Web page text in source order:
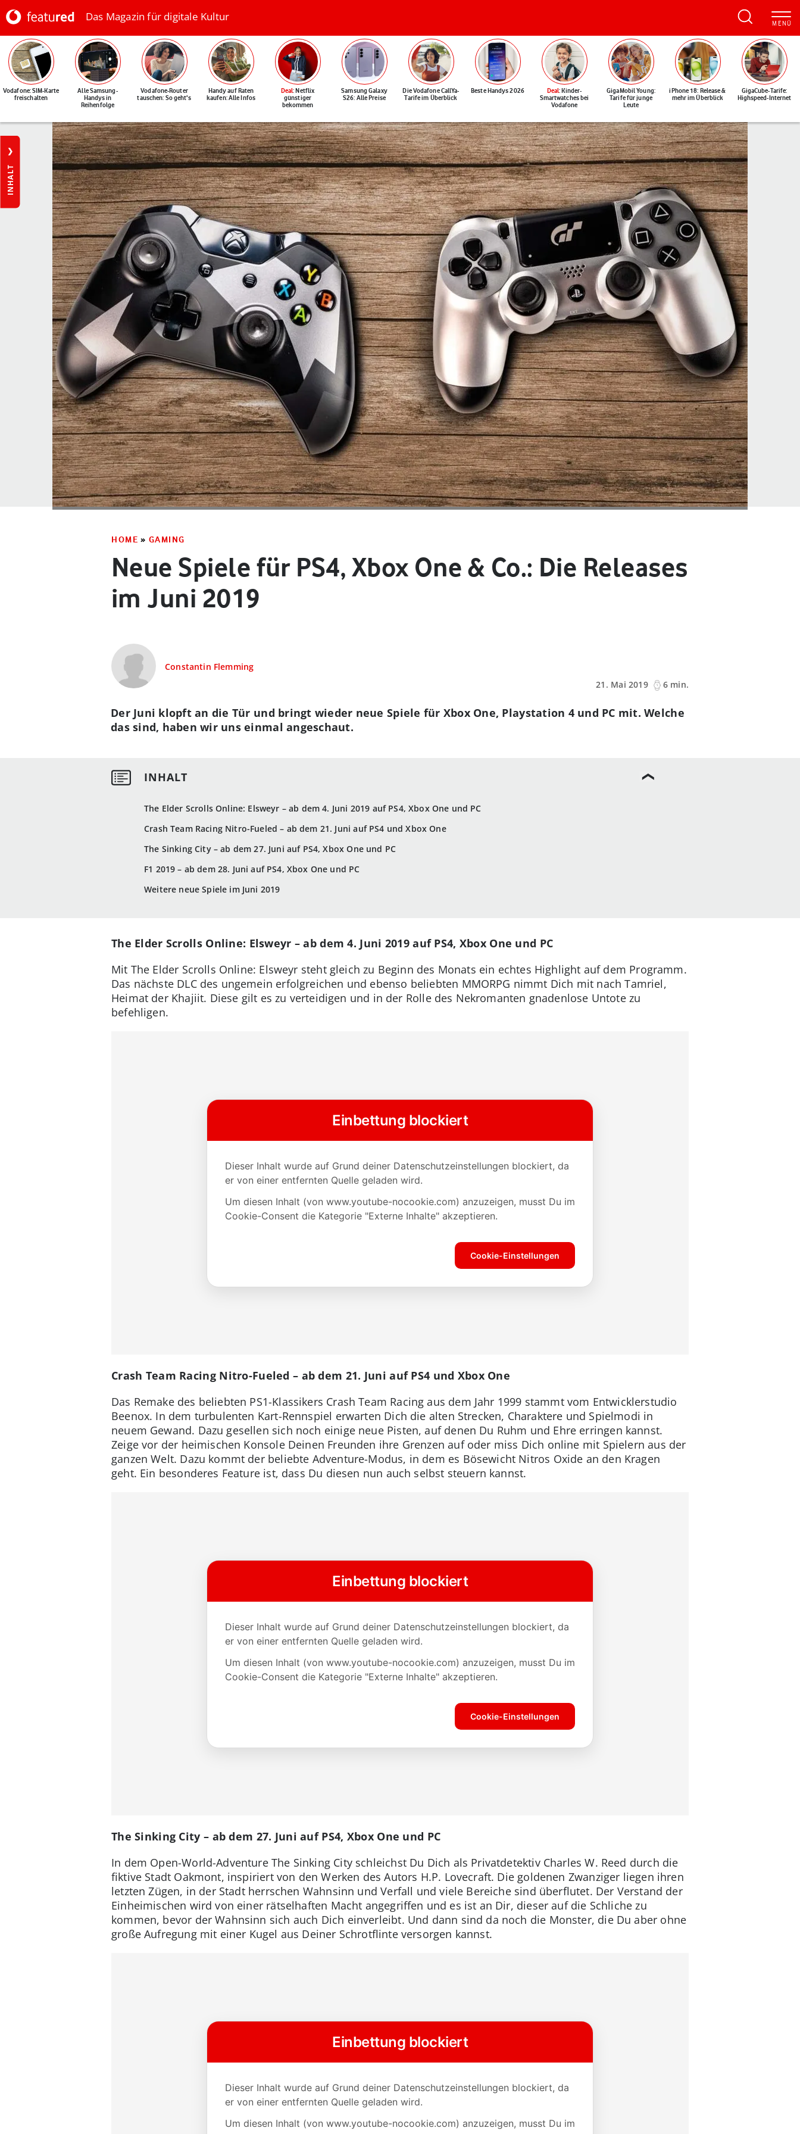
Das Magazin für digitale Kultur
Vodafone: SIM-Karte
freischalten
Alle Samsung-
Handys in
Reihenfolge
Vodafone-Router
tauschen: So geht's
Handy auf Raten
kaufen: Alle Infos
Deal: Netflix
günstiger
bekommen
Samsung Galaxy
S26: Alle Preise
Die Vodafone CallYa-
Tarife im Überblick
Beste Handys 2026 Deal: Kinder-
Smartwatches bei
Vodafone
GigaMobil Young:
Tarife für junge
Leute
iPhone 18: Release &
mehr im Überblick
GigaCube-Tarife:
Highspeed-Internet
INHALT
HOME » GAMING
Neue Spiele für PS4, Xbox One & Co.: Die Releases
im Juni 2019
Constantin Flemming
21. Mai 2019
6 min.
The Elder Scrolls Online: Elsweyr – ab dem 4. Juni 2019 auf PS4, Xbox One und PC
Crash Team Racing Nitro-Fueled – ab dem 21. Juni auf PS4 und Xbox One
The Sinking City – ab dem 27. Juni auf PS4, Xbox One und PC
F1 2019 – ab dem 28. Juni auf PS4, Xbox One und PC
Weitere neue Spiele im Juni 2019
Der Juni klopft an die Tür und bringt wieder neue Spiele für Xbox One, Playstation 4 und PC mit. Welche
das sind, haben wir uns einmal angeschaut.
The Elder Scrolls Online: Elsweyr – ab dem 4. Juni 2019 auf PS4, Xbox One und PC
Mit The Elder Scrolls Online: Elsweyr steht gleich zu Beginn des Monats ein echtes Highlight auf dem Programm.
Das nächste DLC des ungemein erfolgreichen und ebenso beliebten MMORPG nimmt Dich mit nach Tamriel,
Heimat der Khajiit. Diese gilt es zu verteidigen und in der Rolle des Nekromanten gnadenlose Untote zu
befehligen.
Crash Team Racing Nitro-Fueled – ab dem 21. Juni auf PS4 und Xbox One
Das Remake des beliebten PS1-Klassikers Crash Team Racing aus dem Jahr 1999 stammt vom Entwicklerstudio
Beenox. In dem turbulenten Kart-Rennspiel erwarten Dich die alten Strecken, Charaktere und Spielmodi in
neuem Gewand. Dazu gesellen sich noch einige neue Pisten, auf denen Du Ruhm und Ehre erringen kannst.
Zeige vor der heimischen Konsole Deinen Freunden ihre Grenzen auf oder miss Dich online mit Spielern aus der
ganzen Welt. Dazu kommt der beliebte Adventure-Modus, in dem es Bösewicht Nitros Oxide an den Kragen
geht. Ein besonderes Feature ist, dass Du diesen nun auch selbst steuern kannst.
The Sinking City – ab dem 27. Juni auf PS4, Xbox One und PC
In dem Open-World-Adventure The Sinking City schleichst Du Dich als Privatdetektiv Charles W. Reed durch die
fiktive Stadt Oakmont, inspiriert von den Werken des Autors H.P. Lovecraft. Die goldenen Zwanziger liegen ihren
letzten Zügen, in der Stadt herrschen Wahnsinn und Verfall und viele Bereiche sind überflutet. Der Verstand der
Einheimischen wird von einer rätselhaften Macht angegriffen und es ist an Dir, dieser auf die Schliche zu
kommen, bevor der Wahnsinn sich auch Dich einverleibt. Und dann sind da noch die Monster, die Du aber ohne
große Aufregung mit einer Kugel aus Deiner Schrotflinte versorgen kannst.